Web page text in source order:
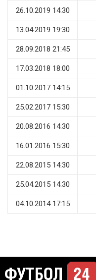
26.10.2019 14:30
13.04.2019 19:30
28.09.2018 21:45
17.03.2018 18:00
01.10.2017 14:15
25.02.2017 15:30
20.08.2016 14:30
16.01.2016 15:30
22.08.2015 14:30
25.04.2015 14:30
04.10.2014 17:15